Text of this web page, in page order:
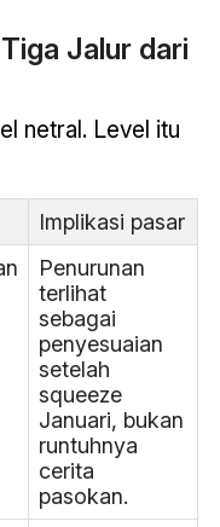
Jalur dari
netral. Level itu
Implikasi pasar
Penurunan
terlihat
sebagai
penyesuaian
setelah
squeeze
Januari, bukan
runtuhnya
cerita
pasokan.